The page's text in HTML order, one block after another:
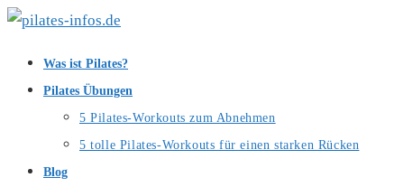
Zum
springen
Was ist Pilates?
Pilates Übungen
5 Pilates-Workouts zum Abnehmen
5 tolle Pilates-Workouts für einen starken Rücken
Blog